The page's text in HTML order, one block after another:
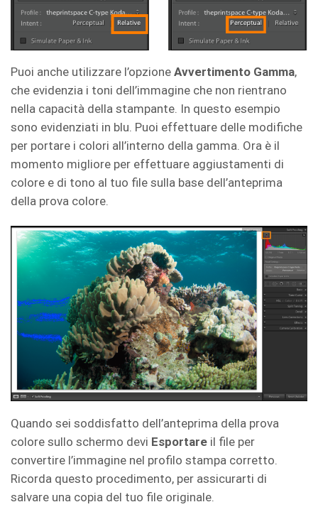
Puoi anche utilizzare l’opzione Avvertimento Gamma,
che evidenzia i toni dell’immagine che non rientrano
nella capacità della stampante. In questo esempio
sono evidenziati in blu. Puoi effettuare delle modifiche
per portare i colori all’interno della gamma. Ora è il
momento migliore per effettuare aggiustamenti di
colore e di tono al tuo file sulla base dell’anteprima
della prova colore.
Quando sei soddisfatto dell’anteprima della prova
colore sullo schermo devi Esportare il file per
convertire l’immagine nel profilo stampa corretto.
Ricorda questo procedimento, per assicurarti di
salvare una copia del tuo file originale.